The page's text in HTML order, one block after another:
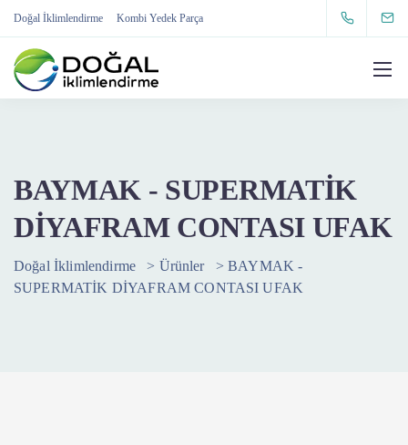
Doğal İklimlendirme Kombi Yedek Parça
BAYMAK - SUPERMATİK
DİYAFRAM CONTASI UFAK
Doğal İklimlendirme > Ürünler >BAYMAK -
SUPERMATİK DİYAFRAM CONTASI UFAK